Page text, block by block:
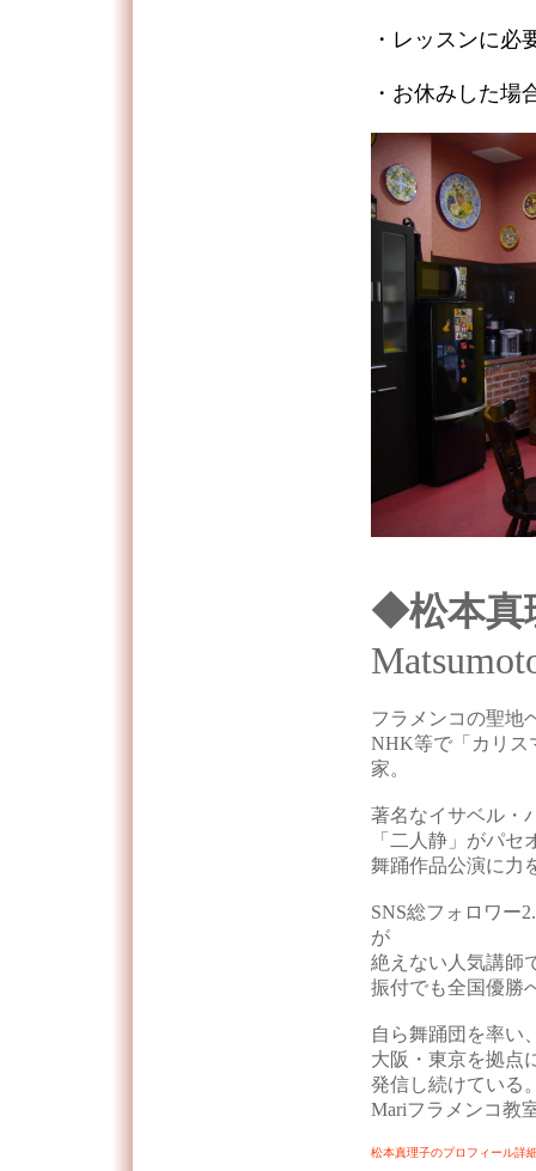
・レッスンに必
・お休みした場
◆松本真
フラメンコの聖地
NHK等で「カリス
家。
著名なイサベル・
「二人静」がパ
舞踊作品公演に力
SNS総フォロワー
が
絶えない人気講師
振付でも全国優勝
自ら舞踊団を率い
大阪・東京を拠点
発信し続けている
Mariフラメンコ教
松本真理子のプロフィール詳